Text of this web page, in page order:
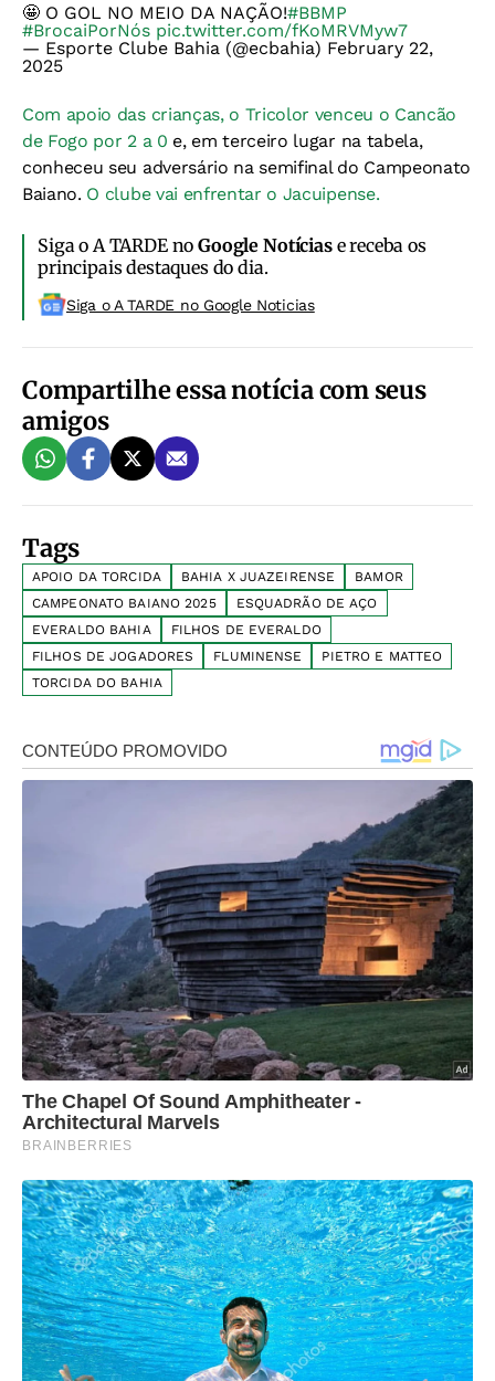
🤩 O GOL NO MEIO DA NAÇÃO!#BBMP
#BrocaiPorNós pic.twitter.com/fKoMRVMyw7
— Esporte Clube Bahia (@ecbahia) February 22,
2025
Com apoio das crianças, o Tricolor venceu o Cancão
de Fogo por 2 a 0 e, em terceiro lugar na tabela,
conheceu seu adversário na semifinal do Campeonato
Baiano. O clube vai enfrentar o Jacuipense.
Siga o A TARDE noGoogle Notíciase receba os
principais destaques do dia.
Siga o A TARDE no Google Noticias
Compartilhe essa notícia com seus
amigos
Tags
APOIO DA TORCIDA BAHIA X JUAZEIRENSE
BAMOR
CAMPEONATO BAIANO 2025
ESQUADRÃO DE AÇO
EVERALDO BAHIA
FILHOS DE EVERALDO
FILHOS DE JOGADORES
FLUMINENSE
PIETRO E MATTEO
TORCIDA DO BAHIA